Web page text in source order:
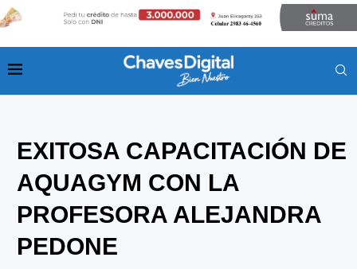
EXITOSA CAPACITACIÓN DE
AQUAGYM CON LA
PROFESORA ALEJANDRA
PEDONE